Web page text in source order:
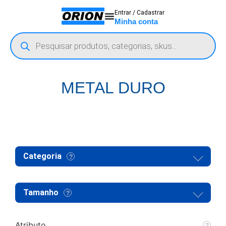
Entrar / Cadastrar
Minha conta
METAL DURO
Categoria
Tamanho